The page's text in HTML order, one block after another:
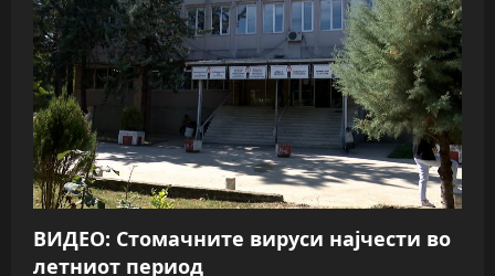
ВИДЕО: Стомачните вируси најчести во
летниот период